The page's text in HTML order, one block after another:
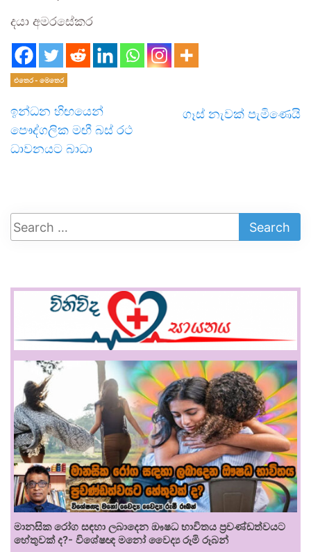
දයා අමරසේකර
එතෙර - මෙතෙර
ඉන්ධන හිඟයෙන්
පෞද්ගලික මඟී බස් රථ
ධාවනයට බාධා
ගෑස් නැවක් පැමිණෙයි
මානසික රෝග සඳහා ලබාදෙන ඖෂධ භාවිතය ප්‍රචණ්ඩත්වයට
හේතුවක් ද?- විශේෂඥ මනෝ වෛද්‍ය රූමි රූබන්